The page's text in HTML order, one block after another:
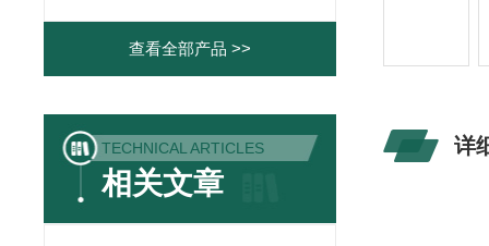
查看全部产品 >>
TECHNICAL ARTICLES
相关文章
详